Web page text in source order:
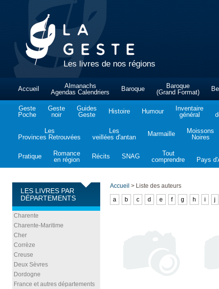
Les livres de nos régions
Accueil
Almanachs
Agendas Calendriers
Baroque
Baroque
(Grand Format)
Geste
Poche
Geste
noir
Guides
Geste
Histoire Humour
Inventaire
général
Les
Provinces Retrouvées
Les
veillées d'antan
Marmaille
Moissons
Noires
Pratique
Romance
en région
Récits SNAG
Tout
comprendre
Pays
LES LIVRES PAR
DÉPARTEMENTS
Charente
Charente-Maritime
Cher
Corrèze
Creuse
Deux Sèvres
Dordogne
France et autres départements
Accueil > Liste des auteurs
a
b c d e f g h i j